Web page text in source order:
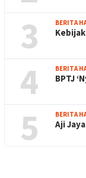
3 BERITA
4 BERITA
BPTJ
5 BERITA
Aji